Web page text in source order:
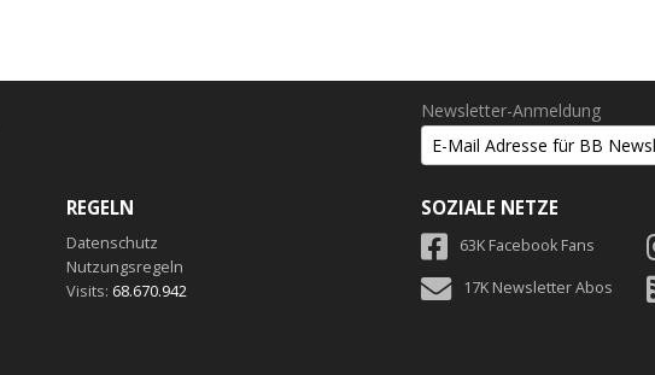
Newsletter-Anmeldung
REGELN
Datenschutz
Nutzungsregeln
Visits: 68.670.942
SOZIALE NETZE
63K Facebook Fans
17K Newsletter Abos